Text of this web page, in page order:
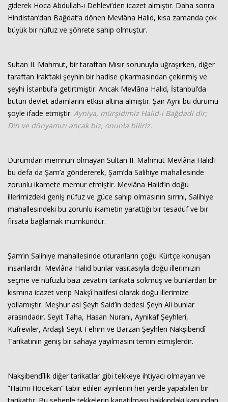
giderek Hoca Abdullah-ı Dehlevi’den icazet almıştır. Daha sonra
Hindistan’dan Bağdat’a dönen Mevlâna Halid, kısa zamanda çok
büyük bir nüfuz ve şöhrete sahip olmuştur.
Sultan II. Mahmut, bir taraftan Mısır sorunuyla uğraşırken, diğer
taraftan Irak’taki şeyhin bir hadise çıkarmasından çekinmiş ve
şeyhi İstanbul’a getirtmiştir. Ancak Mevlâna Halid, İstanbul’da
bütün devlet adamlarını etkisi altına almıştır. Şair Ayni bu durumu
şöyle ifade etmiştir: Ayniya, mürşidimiz Halid-i Bağdadi dir;
Din ve dünyamızı ancak biz, onunla biliriz.
Durumdan memnun olmayan Sultan II. Mahmut Mevlâna Halid’i
bu defa da Şam’a göndererek, Şam’da Salihiye mahallesinde
zorunlu ikamete memur etmiştir. Mevlâna Halid’in doğu
illerimizdeki geniş nüfuz ve güce sahip olmasının sırrını, Salihiye
mahallesindeki bu zorunlu ikametin yarattığı bir tesadüf ve bir
fırsata bağlamak mümkündür.
Şam’ın Salihiye mahallesinde oturanların çoğu Kürtçe konuşan
insanlardır. Mevlâna Halid bunlar vasıtasıyla doğu illerimizin
seçme ve nüfuzlu bazı zevatını tarikata sokmuş ve bunlardan bir
kısmına icazet verip Nakşî halifesi olarak doğu illerimize
yollamıştır. Meşhur asi Şeyh Said’in dedesi Şeyh Ali bunlar
arasındadır. Seyit Taha, Hasan Nurani, Aynikaf Şeyhleri,
Küfreviler, Ardaşlı Seyit Fehim ve Barzan Şeyhleri Nakşibendî
Tarikatının geniş bir sahaya yayılmasını temin etmişlerdir.
Nakşibendîlik diğer tarikatlar gibi tekkeye ihtiyacı olmayan ve
“Hatmi Hocekan” tabir edilen ayinlerini her yerde yapabilen bir